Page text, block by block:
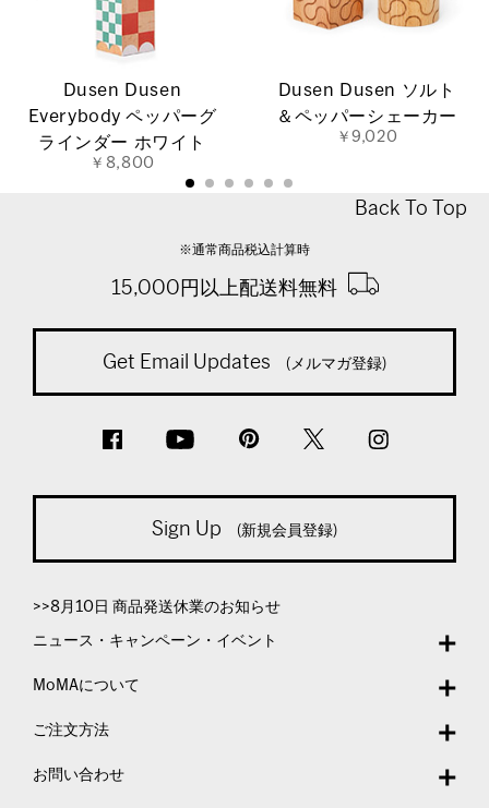
Dusen Dusen
Everybody ペッパーグ
ラインダー ホワイト
￥8,800
Dusen Dusen ソルト
＆ペッパーシェーカー
￥9,020
Back To Top
※通常商品税込計算時
15,000円以上配送料無料
Get Email Updates (メルマガ登録)
Sign Up (新規会員登録)
>>8月10日 商品発送休業のお知らせ
ニュース・キャンペーン・イベント
MoMAについて
ご注文方法
お問い合わせ